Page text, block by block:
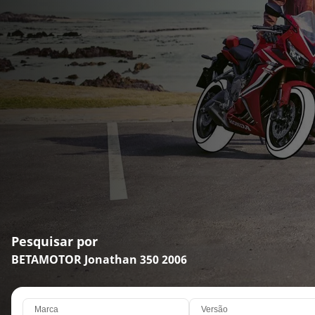
Pesquisar por
BETAMOTOR Jonathan 350 2006
Marca Versão